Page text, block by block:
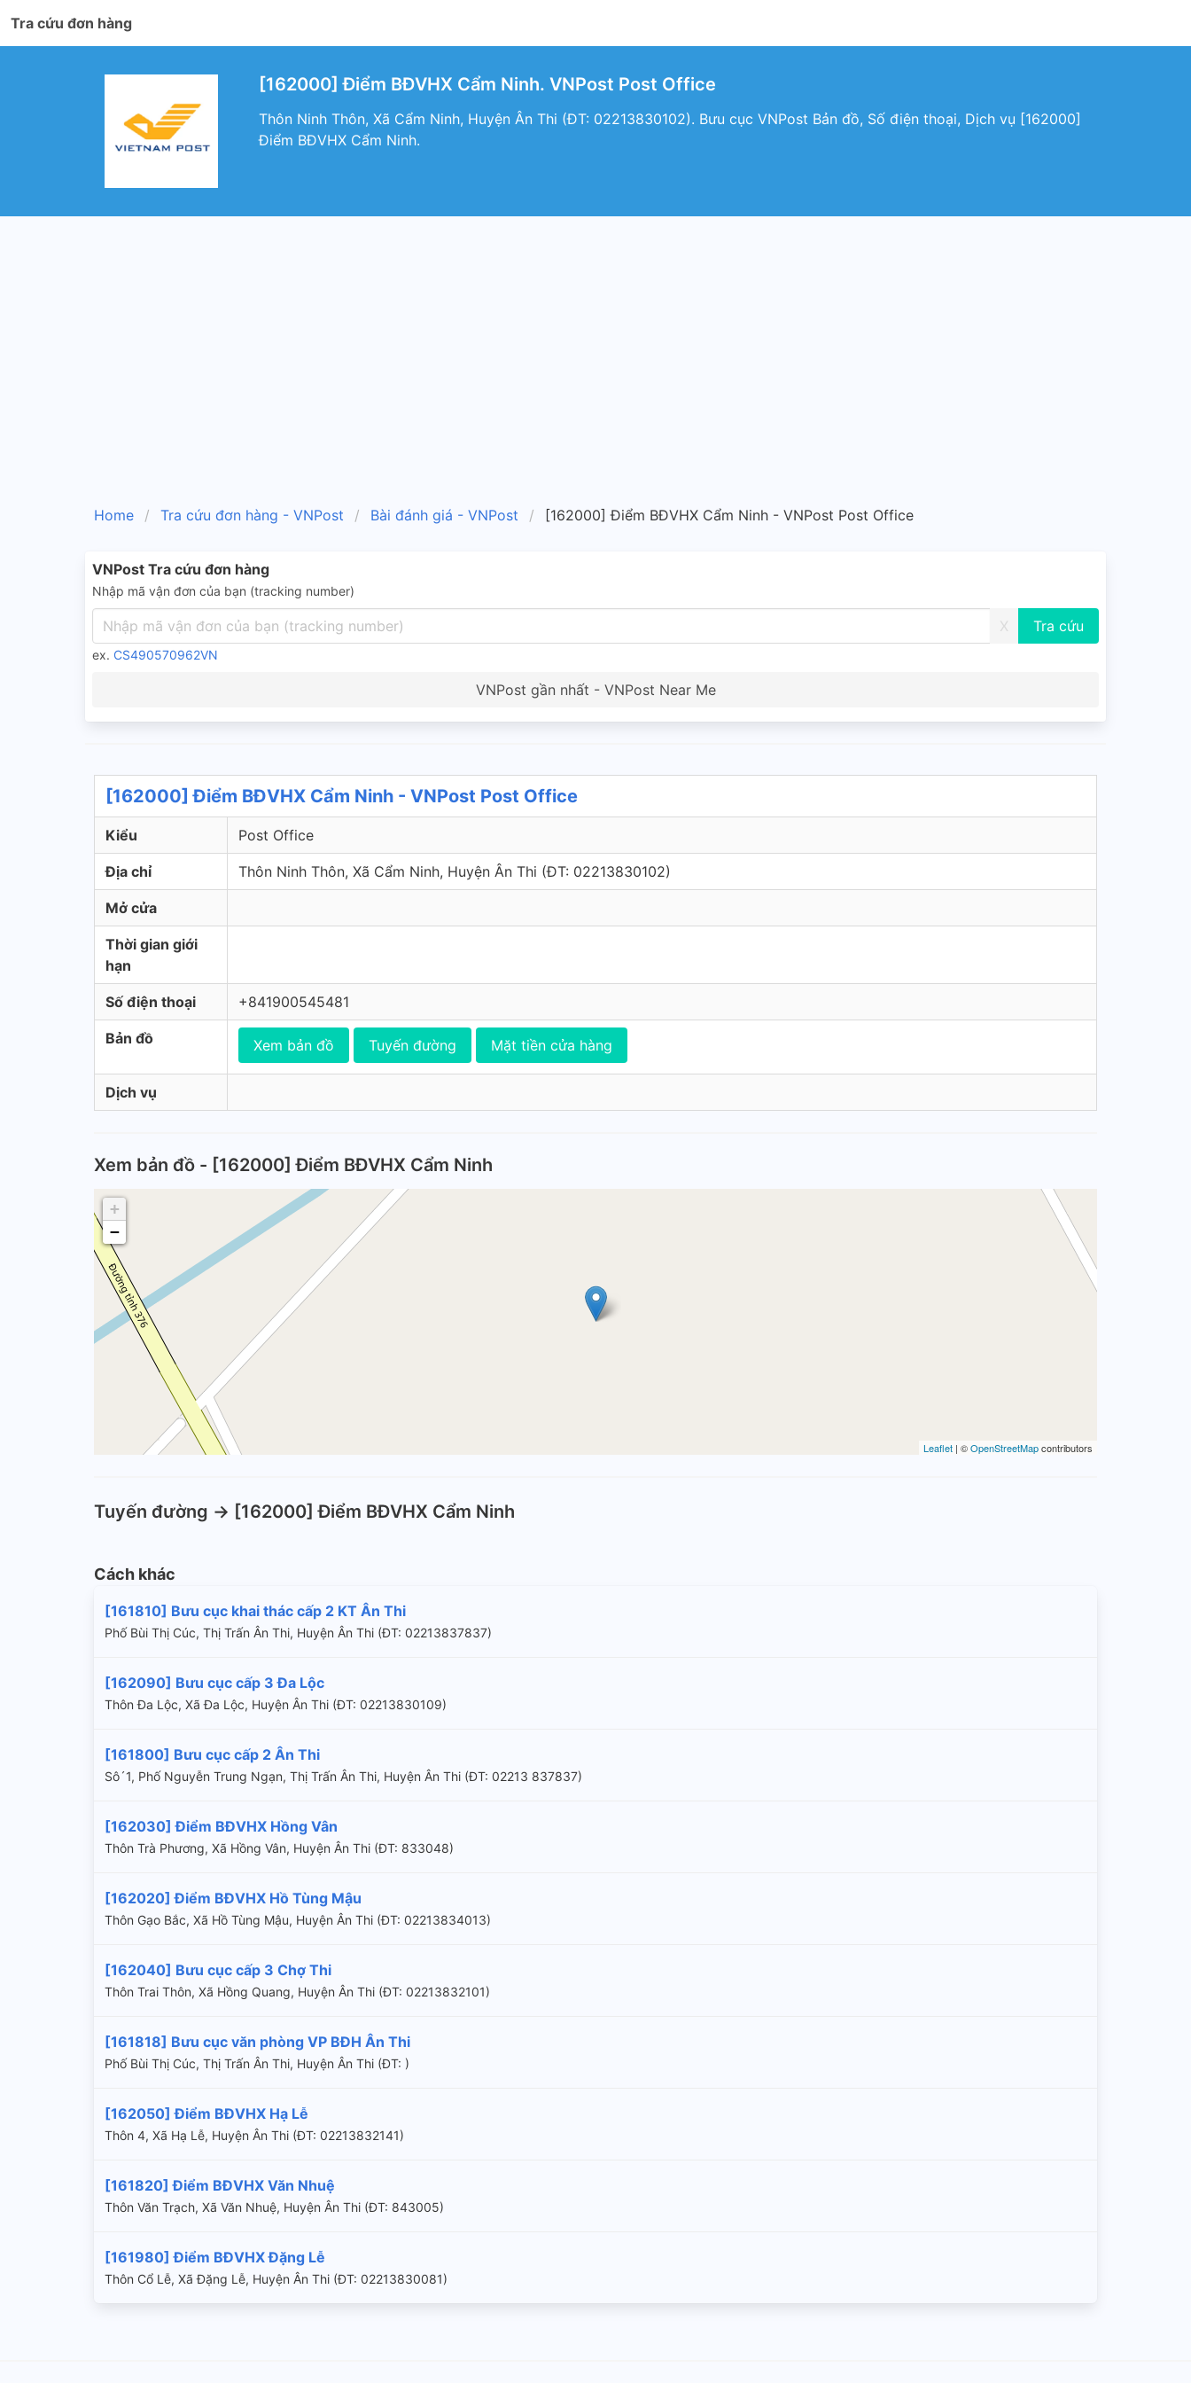
Tra cứu đơn hàng
[162000] Điểm BĐVHX Cẩm Ninh. VNPost Post Office
Thôn Ninh Thôn, Xã Cẩm Ninh, Huyện Ân Thi (ÐT: 02213830102). Bưu cục VNPost Bản đồ, Số điện thoại, Dịch vụ [162000]
Điểm BĐVHX Cẩm Ninh.
Home Tra cứu đơn hàng - VNPost Bài đánh giá - VNPost [162000] Điểm BĐVHX Cẩm Ninh - VNPost Post Office
VNPost Tra cứu đơn hàng
Nhập mã vận đơn của bạn (tracking number)
X
ex. CS490570962VN
VNPost gần nhất - VNPost Near Me
[162000] Điểm BĐVHX Cẩm Ninh - VNPost Post Office
Kiểu Post Office
Địa chỉ Thôn Ninh Thôn, Xã Cẩm Ninh, Huyện Ân Thi (ÐT: 02213830102)
Mở cửa
Thời gian giới
hạn
Số điện thoại +841900545481
Bản đồ Xem bản đồ Tuyến đường Mặt tiền cửa hàng
Dịch vụ
Xem bản đồ - [162000] Điểm BĐVHX Cẩm Ninh
+
−
Leaflet | ©OpenStreetMapcontributors
Tuyến đường -> [162000] Điểm BĐVHX Cẩm Ninh
Cách khác
[161810] Bưu cục khai thác cấp 2 KT Ân Thi
Phố Bùi Thị Cúc, Thị Trấn Ân Thi, Huyện Ân Thi (ÐT: 02213837837)
[162090] Bưu cục cấp 3 Đa Lộc
Thôn Đa Lộc, Xã Đa Lộc, Huyện Ân Thi (ÐT: 02213830109)
[161800] Bưu cục cấp 2 Ân Thi
Sô´1, Phố Nguyễn Trung Ngạn, Thị Trấn Ân Thi, Huyện Ân Thi (ÐT: 02213 837837)
[162030] Điểm BĐVHX Hồng Vân
Thôn Trà Phương, Xã Hồng Vân, Huyện Ân Thi (ÐT: 833048)
[162020] Điểm BĐVHX Hồ Tùng Mậu
Thôn Gạo Bắc, Xã Hồ Tùng Mậu, Huyện Ân Thi (ÐT: 02213834013)
[162040] Bưu cục cấp 3 Chợ Thi
Thôn Trai Thôn, Xã Hồng Quang, Huyện Ân Thi (ÐT: 02213832101)
[161818] Bưu cục văn phòng VP BĐH Ân Thi
Phố Bùi Thị Cúc, Thị Trấn Ân Thi, Huyện Ân Thi (ÐT: )
[162050] Điểm BĐVHX Hạ Lễ
Thôn 4, Xã Hạ Lễ, Huyện Ân Thi (ÐT: 02213832141)
[161820] Điểm BĐVHX Văn Nhuệ
Thôn Văn Trạch, Xã Văn Nhuệ, Huyện Ân Thi (ÐT: 843005)
[161980] Điểm BĐVHX Đặng Lễ
Thôn Cổ Lễ, Xã Đặng Lễ, Huyện Ân Thi (ÐT: 02213830081)